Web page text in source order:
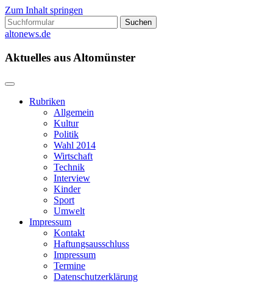
Zum Inhalt springen
Suchen
nach:
altonews.de
Aktuelles aus Altomünster
Rubriken
Allgemein
Kultur
Politik
Wahl 2014
Wirtschaft
Technik
Interview
Kinder
Sport
Umwelt
Impressum
Kontakt
Haftungsausschluss
Impressum
Termine
Datenschutzerklärung